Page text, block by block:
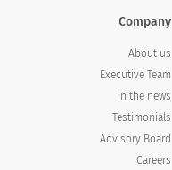
Company
About us
Executive Team
In the news
Testimonials
Advisory Board
Careers